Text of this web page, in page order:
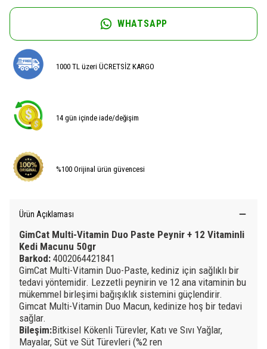
WHATSAPP
1000 TL üzeri ÜCRETSİZ KARGO
14 gün içinde iade/değişim
%100 Orijinal ürün güvencesi
Ürün Açıklaması
GimCat Multi-Vitamin Duo Paste Peynir + 12 Vitaminli
Kedi Macunu 50gr
Barkod: 4002064421841
GimCat Multi-Vitamin Duo-Paste, kediniz için sağlıklı bir
tedavi yöntemidir. Lezzetli peynirin ve 12 ana vitaminin bu
mükemmel birleşimi bağışıklık sistemini güçlendirir.
Gimcat Multi-Vitamin Duo Macun, kedinize hoş bir tedavi
sağlar.
Bileşim:Bitkisel Kökenli Türevler, Katı ve Sıvı Yağlar,
Mayalar, Süt ve Süt Türevleri (%2 ren